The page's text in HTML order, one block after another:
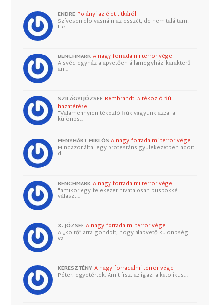
ENDRE Polányi az élet titkáról
Szívesen elolvasnám az esszét, de nem találtam.
Ho…
BENCHMARK A nagy forradalmi terror vége
A svéd egyház alapvetően államegyházi karakterű
an…
SZILÁGYI JÓZSEF Rembrandt: A tékozló fiú
hazatérése
"Valamennyien tékozló fiúk vagyunk azzal a
különbs…
MENYHÁRT MIKLÓS A nagy forradalmi terror vége
Mindazonáltal egy protestáns gyülekezetben adott
d…
BENCHMARK A nagy forradalmi terror vége
"amikor egy felekezet hivatalosan püspökké
választ…
X. JÓZSEF A nagy forradalmi terror vége
A „költő” arra gondolt, hogy alapvető különbség
va…
KERESZTÉNY A nagy forradalmi terror vége
Péter, egyetértek. Amit írsz, az igaz, a katolikus…